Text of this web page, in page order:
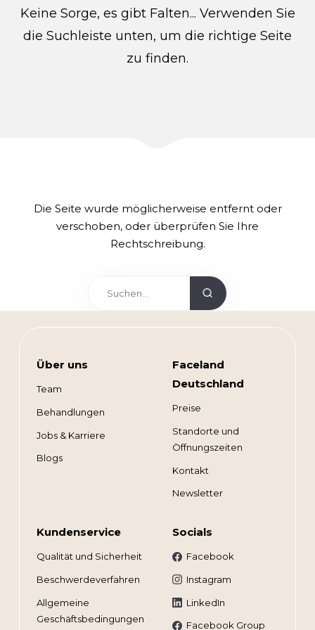
Keine Sorge, es gibt Falten... Verwenden Sie
die Suchleiste unten, um die richtige Seite
zu finden.
Die Seite wurde möglicherweise entfernt oder
verschoben, oder überprüfen Sie Ihre
Rechtschreibung.
Über uns
Team
Behandlungen
Jobs & Karriere
Blogs
Faceland
Deutschland
Preise
Standorte und
Öffnungszeiten
Kontakt
Newsletter
Kundenservice
Qualität und Sicherheit
Beschwerdeverfahren
Allgemeine
Geschäftsbedingungen
Socials
Facebook
Instagram
LinkedIn
Facebook Group